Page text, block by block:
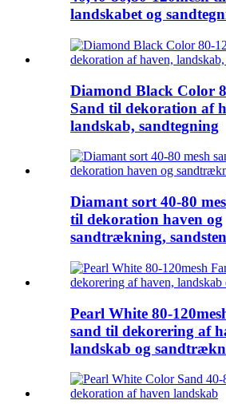
landskabet og
Diamond Black Color
Sand til dekoration af
landskab, sandtegning
Diamant sort 40-80
til dekoration haven og
sandtrækning, sandsten
Pearl White 80-
sand til dekorering af
landskab og